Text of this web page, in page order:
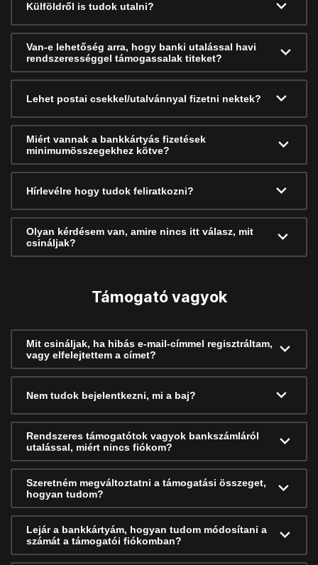
Külföldről is tudok utalni?
Van-e lehetőség arra, hogy banki utalással havi
rendszerességgel támogassalak titeket?
Lehet postai csekkel/utalvánnyal fizetni nektek?
Miért vannak a bankkártyás fizetések
minimumösszegekhez kötve?
Hírlevélre hogy tudok feliratkozni?
Olyan kérdésem van, amire nincs itt válasz, mit
csináljak?
Támogató vagyok
Mit csináljak, ha hibás e-mail-címmel regisztráltam,
vagy elfelejtettem a címet?
Nem tudok bejelentkezni, mi a baj?
Rendszeres támogatótok vagyok bankszámláról
utalással, miért nincs fiókom?
Szeretném megváltoztatni a támogatási összeget,
hogyan tudom?
Lejár a bankkártyám, hogyan tudom módosítani a
számát a támogatói fiókomban?